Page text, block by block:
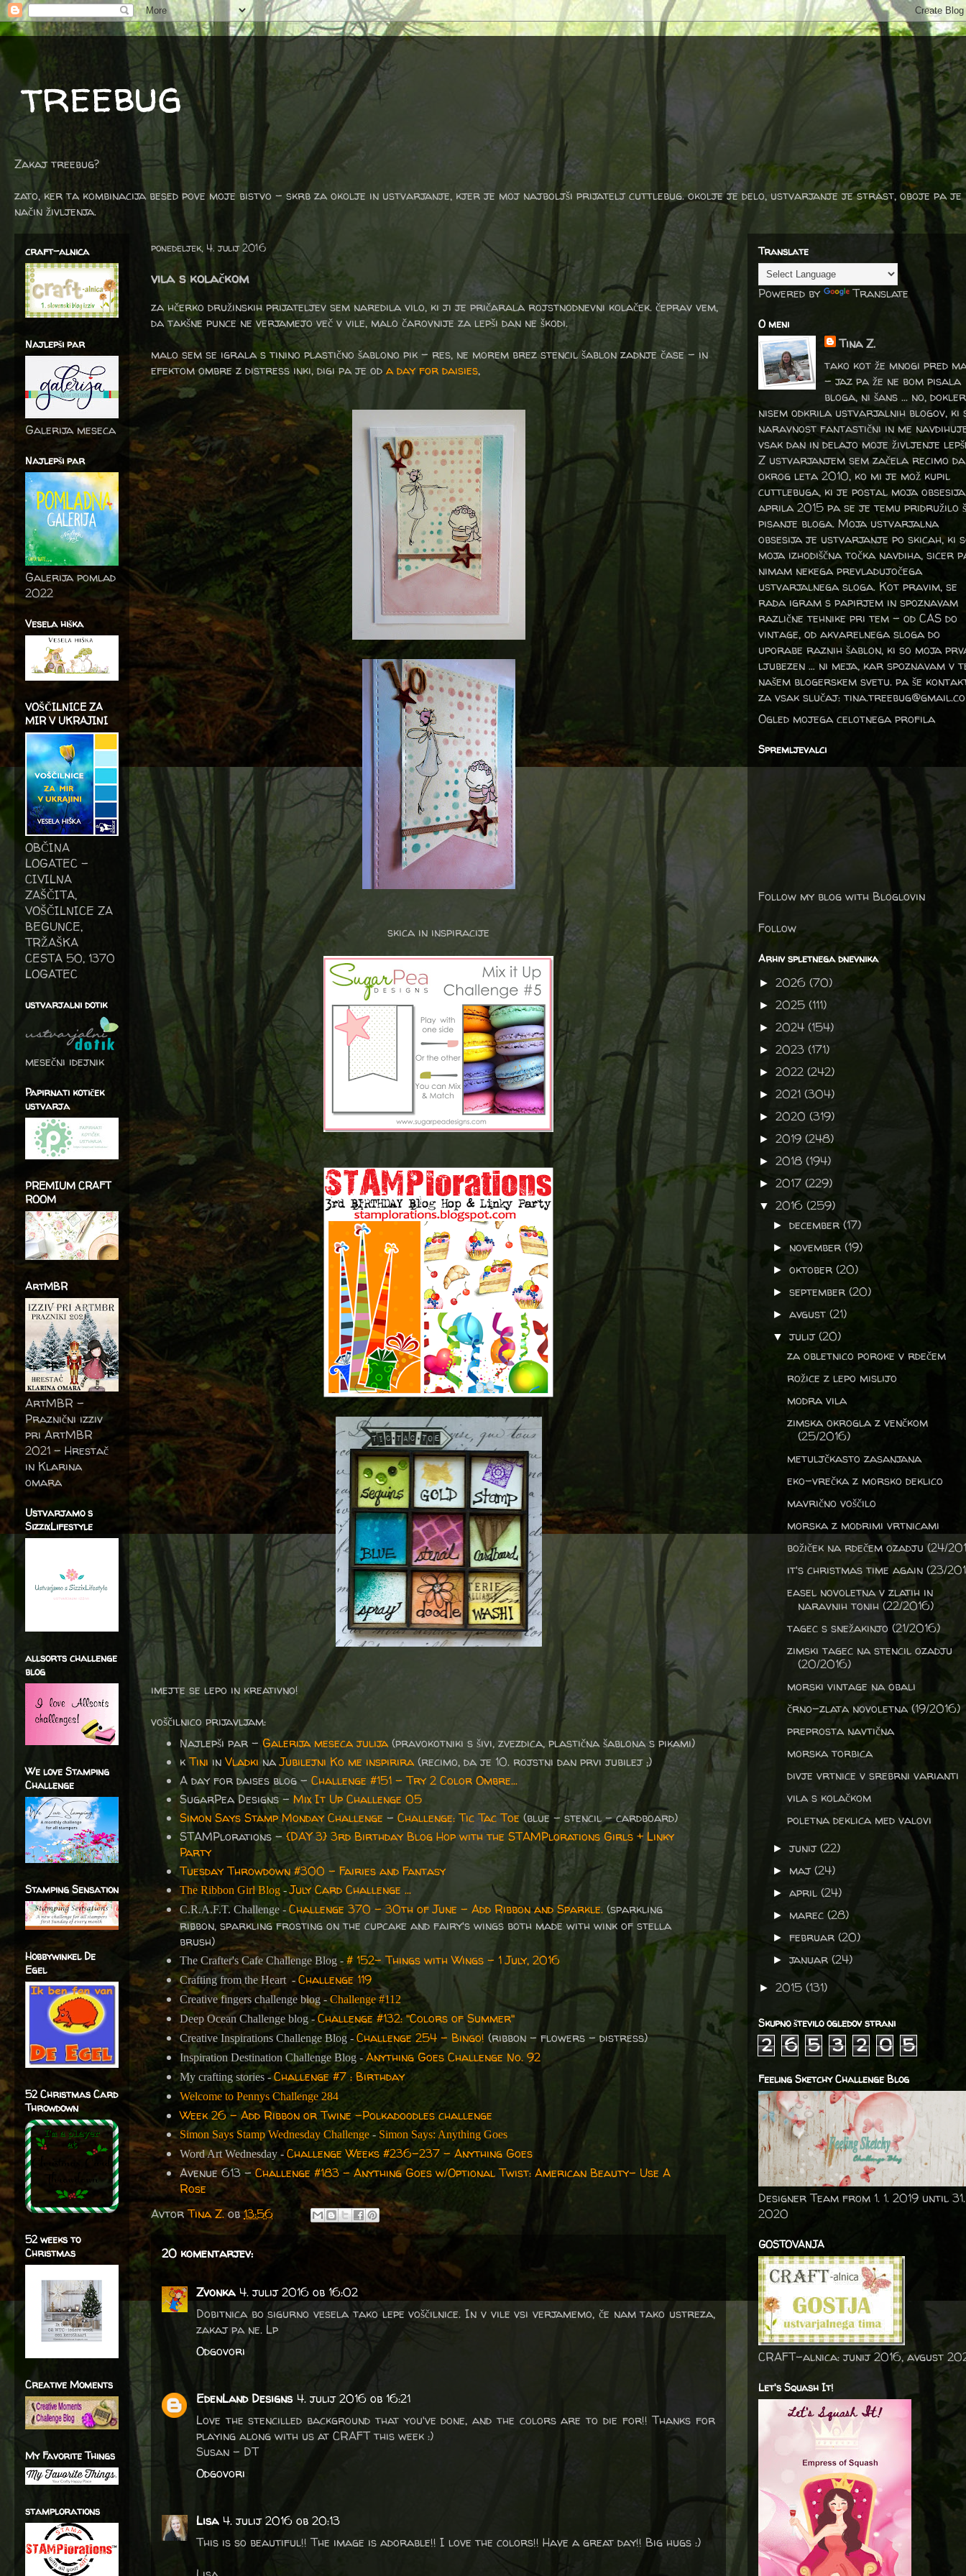
treebug
Zakaj treebug?
zato, ker ta kombinacija besed pove moje bistvo - skrb za okolje in ustvarjanje, kjer je moj najboljši prijatelj cuttlebug. okolje je delo, ustvarjanje je strast, oboje pa je
način življenja.
ponedeljek, 4. julij 2016
vila s kolačkom
za hčerko družinskih prijateljev sem naredila vilo, ki ji je pričarala rojstnodnevni kolaček. čeprav vem,
da takšne punce ne verjamejo več v vile, malo čarovnije za lepši dan ne škodi.
malo sem se igrala s tinino plastično šablono pik - res, ne morem brez stencil šablon zadnje čase - in
efektom ombre z distress inki, digi pa je od a day for daisies,
skica in inspiracije
imejte se lepo in kreativno!
voščilnico prijavljam:
Najlepši par -Galerija meseca julija (pravokotniki s šivi, zvezdica, plastična šablona s pikami)
kTini in Vladki naJubilejni Ko me inspirira (recimo, da je 10. rojstni dan prvi jubilej ;)
A day for daises blog - Challenge #151 - Try 2 Color Ombre...
SugarPea Designs - Mix It Up Challenge 05
Simon Says Stamp Monday Challenge - Challenge: Tic Tac Toe(blue - stencil - cardboard)
STAMPlorations - {DAY 3} 3rd Birthday Blog Hop with the STAMPlorations Girls + Linky
Party
Tuesday Throwdown #300 - Fairies and Fantasy
The Ribbon Girl Blog -July Card Challenge ...
C.R.A.F.T. Challenge - Challenge 370 - 30th of June – Add Ribbon and Sparkle. (sparkling
ribbon, sparkling frosting on the cupcake and fairy's wings both made with wink of stella
brush)
The Crafter's Cafe Challenge Blog - # 152- Things with Wings - 1 July, 2016
Crafting from the Heart - Challenge 119
Creative fingers challenge blog - Challenge #112
Deep Ocean Challenge blog - Challenge #132: "Colors of Summer"
Creative Inspirations Challenge Blog - Challenge 254 - Bingo! (ribbon - flowers - distress)
Inspiration Destination Challenge Blog -Anything Goes Challenge No. 92
My crafting stories -Challenge #7 : Birthday
Welcome to Pennys Challenge 284
Week 26 - Add Ribbon or Twine -Polkadoodles challenge
Simon Says Stamp Wednesday Challenge- Simon Says: Anything Goes
Word Art Wednesday -Challenge Weeks #236-237 - Anything Goes
Avenue 613 -Challenge #183 - Anything Goes w/Optional Twist: American Beauty- Use A
Rose
AvtorTina Z. ob13:56
20 komentarjev:
Zvonka 4. julij 2016 ob 16:02
Dobitnica bo sigurno vesela tako lepe voščilnice. In v vile vsi verjamemo, če nam tako ustreza,
zakaj pa ne. Lp
Odgovori
EdenLand Designs 4. julij 2016 ob 16:21
Love the stencilled background that you've done, and the colors are to die for!! Thanks for
playing along with us at CRAFT this week :)
Susan - DT
Odgovori
Lisa 4. julij 2016 ob 20:13
This is so beautiful!! The image is adorable!! I love the colors!! Have a great day!! Big hugs :)
craft-alnica
Najlepši par
Galerija meseca
Najlepši par
Galerija pomlad
2022
Vesela hiška
VOŠČILNICE ZA
MIR V UKRAJINI
OBČINA
LOGATEC -
CIVILNA
ZAŠČITA,
VOŠČILNICE ZA
BEGUNCE,
TRŽAŠKA
CESTA 50, 1370
LOGATEC
ustvarjalni dotik
mesečni idejnik
Papirnati kotiček
ustvarja
PREMIUM CRAFT
ROOM
ArtMBR
ArtMBR -
Praznični izziv
pri ArtMBR
2021 – Hrestač
in Klarina
omara
Ustvarjamo s
SizzixLifestyle
allsorts challenge
blog
We love Stamping
Challenge
Stamping Sensation
Hobbywinkel De
Egel
52 Christmas Card
Throwdown
52 weeks to
Christmas
Creative Moments
My Favorite Things
stamplorations
Translate
Powered by Translate
O meni
Tina Z.
tako kot že mnogi pred
- jaz pa že ne bom pisala
bloga, ni šans ... no, dokler
nisem odkrila ustvarjalnih blogov, ki
naravnost fantastični in me
vsak dan in delajo moje življenje
Z ustvarjanjem sem začela recimo da
okrog leta 2010, ko mi je mož kupil
cuttlebuga, ki je postal moja
aprila 2015 pa se je temu pridružilo
pisanje bloga. Moja ustvarjalna
obsesija je ustvarjanje po skicah, ki
moja izhodiščna točka navdiha, sicer
nimam nekega prevladujočega
ustvarjalnega sloga. Kot pravim, se
rada igram s papirjem in spoznavam
različne tehnike pri tem – od CAS do
vintage, od akvarelnega sloga do
uporabe raznih šablon, ki so moja
ljubezen … ni meja, kar spoznavam v
našem blogerskem svetu. pa še
za vsak slučaj:
Ogled mojega celotnega profila
Spremljevalci
Follow my blog with Bloglovin
Follow
Arhiv spletnega dnevnika
► 2026 (70)
► 2025 (111)
► 2024 (154)
► 2023 (171)
► 2022 (242)
► 2021 (304)
► 2020 (319)
► 2019 (248)
► 2018 (194)
► 2017 (229)
▼ 2016 (259)
►december(17)
► november(19)
►oktober(20)
►september(20)
►avgust(21)
▼julij(20)
za obletnico poroke v rdečem
rožice z lepo mislijo
modra vila
zimska okrogla z venčkom
(25/2016)
metuljčkasto zasanjana
eko-vrečka z morsko deklico
mavrično voščilo
morska z modrimi vrtnicami
božiček na rdečem ozadju (24/
it's christmas time again (23/
easel novoletna v zlatih in
naravnih tonih (22/2016)
tagec s snežakinjo (21/2016)
zimski tagec na stencil ozadju
(20/2016)
morski vintage na obali
črno-zlata novoletna (19/2016)
preprosta navtična
morska torbica
divje vrtnice v srebrni varianti
vila s kolačkom
poletna deklica med valovi
►junij(22)
► maj(24)
►april(24)
► marec(28)
►februar(20)
►januar(24)
► 2015 (131)
Skupno število ogledov strani
2 6 5 3 2 0 5
Feeling Sketchy Challenge Blog
Designer Team from 1. 1. 2019 until
2020
GOSTOVANJA
CRAFT-alnica: junij 2016, avgust
Let's Squash It!